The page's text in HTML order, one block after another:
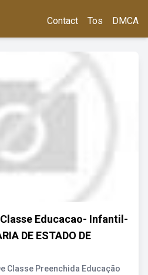
Contact Tos DMCA
Educacao- Infantil-
DE ESTADO DE
Classe Preenchida Educação